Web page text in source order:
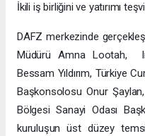
İkili iş birliğini ve yatırımı
DAFZ merkezinde
Müdürü Amna Lootah,
Bessam Yıldırım, Türkiye
Başkonsolosu Onur
Bölgesi Sanayi Odası
kuruluşun üst düzey